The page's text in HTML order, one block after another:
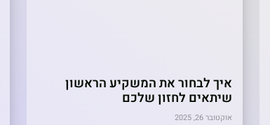
איך לבחור את המשקיע הראשון
שיתאים לחזון שלכם
אוקטובר 26, 2025